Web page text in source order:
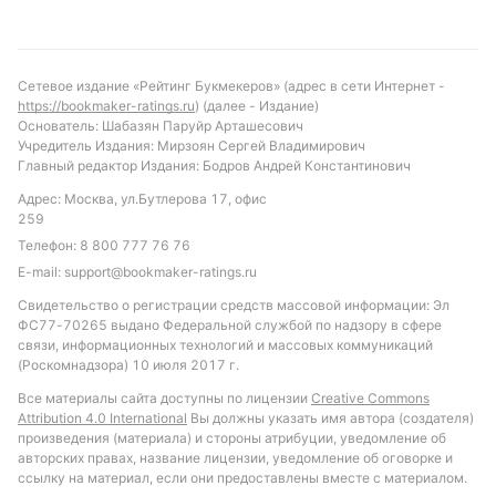
что Аракс Арарат имеет небольшое преимущество,
учитывая домашний статус и более стабильную
форму. Ожидается матч с голами с обеих сторон,
учитывая статистику лиги и атакующий потенциал
ставку «обе команды забьют», которая
соответствует почти половине матчей лиги, а
также на тотал больше 1,5 голов, что встречается
интересный и обоснованный вариант для ставки
без излишних рисков.
Автор
Сетевое издание «Рейтинг Букмекеров» (адрес в сети Интернет -
https://bookmaker-ratings.ru) (далее - Издание)
Основатель: Шабазян Паруйр Арташесович
Учредитель Издания: Мирзоян Сергей Владимирович
Главный редактор Издания: Бодров Андрей Константинович
Адрес: Москва, ул.Бутлерова 17, офис
259
Телефон: 8 800 777 76 76
E-mail: support@bookmaker-ratings.ru
Свидетельство о регистрации средств массовой информации: Эл
ФС77-70265 выдано Федеральной службой по надзору в сфере
связи, информационных технологий и массовых коммуникаций
(Роскомнадзора) 10 июля 2017 г.
Все материалы сайта доступны по лицензии Creative Commons
Attribution 4.0 International Вы должны указать имя автора (создателя)
произведения (материала) и стороны атрибуции, уведомление об
авторских правах, название лицензии, уведомление об оговорке и
ссылку на материал, если они предоставлены вместе с материалом.